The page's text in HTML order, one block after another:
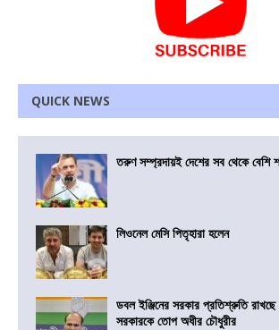
QUICK NEWS
তরুণ সম্প্রদায়ই দেশের সব থেকে বেশি
লিওনেল মেসি পিতৃহারা হলেন
ডবল ইঞ্জিনের সরকার প্রতিশ্রুতি রাখছে
সরকারকে তোপ অধীর চৌধুরীর